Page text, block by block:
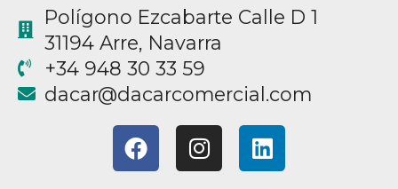
Polígono Ezcabarte Calle D 1
31194 Arre, Navarra
+34 948 30 33 59
moc.laicremocracad
@racad
F
a
I
n
L
i